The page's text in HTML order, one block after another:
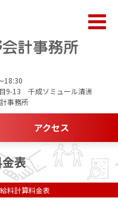
18:30
9-13 千成ソミュール清洲
事務所
アクセス
表
給料計算料金表